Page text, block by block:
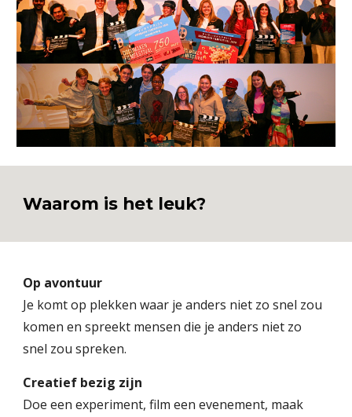
Waarom is het leuk?
Op avontuur
Je komt op plekken waar je anders niet zo snel zou
komen en spreekt mensen die je anders niet zo
snel zou spreken.
Creatief bezig zijn
Doe een experiment, film een evenement, maak